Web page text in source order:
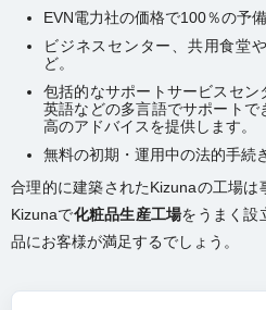
EVN電力社の価格で100％の予
ビジネスセンター、共用食堂
ど。
包括的なサポートサービスセン
英語などの多言語でサポート
高のアドバイスを提供します。
無料の初期・運用中の法的手続
合理的に建築されたKizunaの工場は
Kizunaで化粧品生産工場をうまく設
品にお客様が満足するでしょう。